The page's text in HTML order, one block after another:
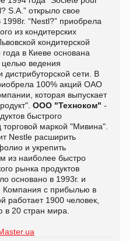
S.A.” открыло свое
“Nestl?” приобрела
из кондитерских
кондитерской
в Киеве основана
целью ведения
дистрибуторской сети. В
100% акций ОАО
которая выпускает
ООО "Техноком" -
быстрого
маркой "Мивина".
Nestlе расширить
и укрепить
из наиболее быстро
рынка продуктов
основано в 1993г. и
Компания с прибылью в
работает 1900 человек,
в 20 стран мира.